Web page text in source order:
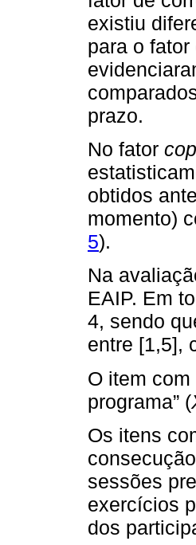
existiu
para o fator
prazo.
No fator
obtidos
momento)
5).
Na
EAIP. Em
4, sendo
entre [1,5],
O item
programa” (
Os itens
sessões
exercícios
dos